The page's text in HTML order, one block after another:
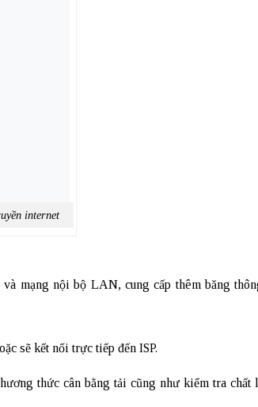
internet
mạng nội bộ LAN, cung cấp thêm băng
sẽ kết nối trực tiếp đến ISP.
thức cân bằng tải cũng như kiểm tra chất